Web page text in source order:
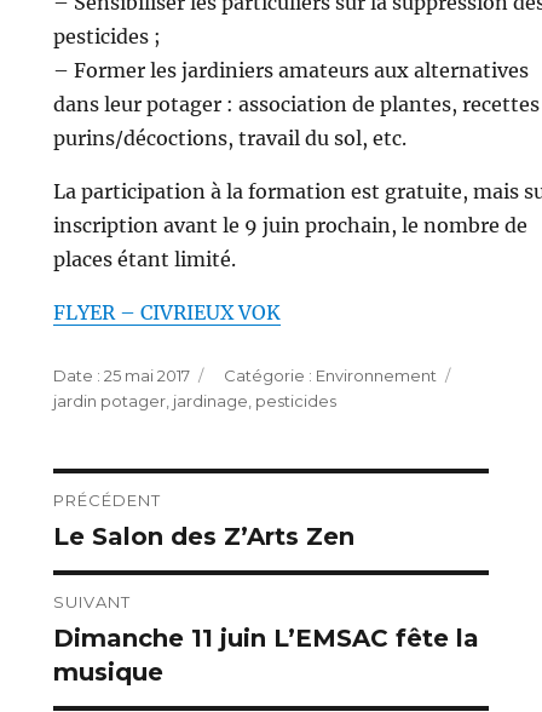
pesticides ;
– Former les jardiniers amateurs aux alternatives
dans leur potager : association de plantes, recettes
purins/décoctions, travail du sol, etc.
La participation à la formation est gratuite, mais
inscription avant le 9 juin prochain, le nombre de
places étant limité.
FLYER – CIVRIEUX VOK
Publié
le
25 mai 2017 Catégories
Environnement
jardin potager, jardinage pesticides
Navigation
de
l’article
PRÉCÉDENT
Publication
précédente :
Le Salon des Z’Arts Zen
SUIVANT
Publication
suivante :
Dimanche 11 juin L’EMSAC fête la
musique